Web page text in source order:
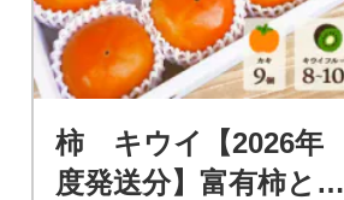
柿 キウイ【2026年
度発送分】富有柿とキ